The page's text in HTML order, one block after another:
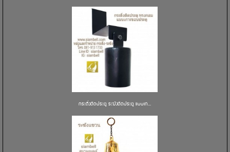
กระดิ่งติดประตู ระฆังติดประตู แบบเก...